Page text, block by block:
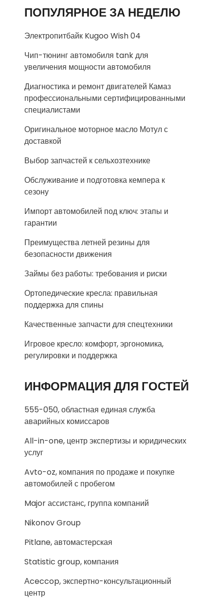
ПОПУЛЯРНОЕ ЗА НЕДЕЛЮ
Электропитбайк Kugoo Wish 04
Чип-тюнинг автомобиля tank для
увеличения мощности автомобиля
Диагностика и ремонт двигателей Камаз
профессиональными сертифицированными
специалистами
Оригинальное моторное масло Мотул с
доставкой
Выбор запчастей к сельхозтехнике
Обслуживание и подготовка кемпера к
сезону
Импорт автомобилей под ключ: этапы и
гарантии
Преимущества летней резины для
безопасности движения
Займы без работы: требования и риски
Ортопедические кресла: правильная
поддержка для спины
Качественные запчасти для спецтехники
Игровое кресло: комфорт, эргономика,
регулировки и поддержка
ИНФОРМАЦИЯ ДЛЯ ГОСТЕЙ
555-050, областная единая служба
аварийных комиссаров
All-in-one, центр экспертизы и юридических
услуг
Avto-oz, компания по продаже и покупке
автомобилей с пробегом
Major ассистанс, группа компаний
Nikonov Group
Pitlane, автомастерская
Statistic group, компания
Аceccop, экспертно-консультационный
центр